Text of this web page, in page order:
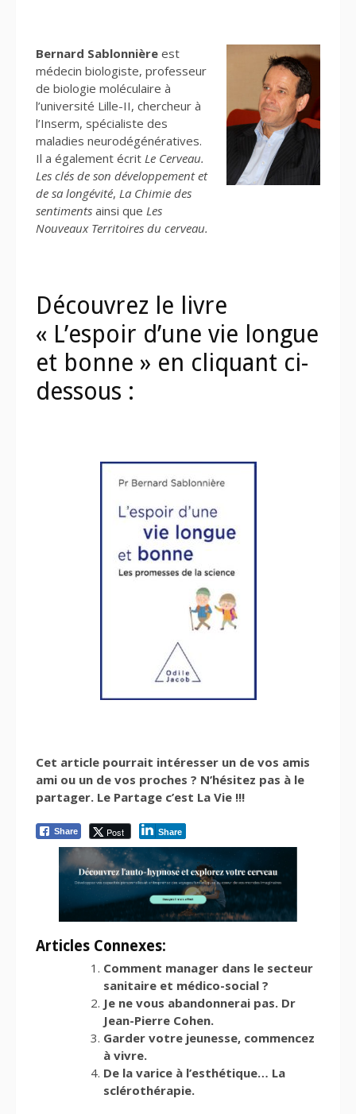
Bernard Sablonnière est
médecin biologiste, professeur
de biologie moléculaire à
l’université Lille-II, chercheur à
l’Inserm, spécialiste des
maladies neurodégénératives.
Il a également écrit Le Cerveau.
Les clés de son développement et
de sa longévité, La Chimie des
sentiments ainsi que Les
Nouveaux Territoires du cerveau.
Découvrez le livre
« L’espoir d’une vie longue
et bonne » en cliquant ci-
dessous :
Cet article pourrait intéresser un de vos amis
ami ou un de vos proches ? N’hésitez pas à le
partager. Le Partage c’est La Vie !!!
Share Post Share
Articles Connexes:
Comment manager dans le secteur
sanitaire et médico-social ?
Je ne vous abandonnerai pas. Dr
Jean-Pierre Cohen.
Garder votre jeunesse, commencez
à vivre.
De la varice à l’esthétique… La
sclérothérapie.